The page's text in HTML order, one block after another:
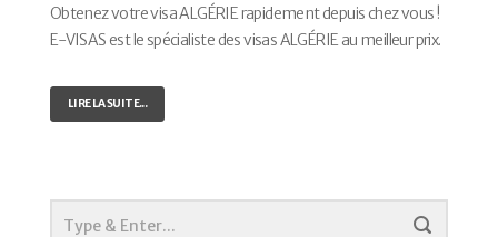
Obtenez votre visa ALGÉRIE rapidement depuis chez vous !
E-VISAS est le spécialiste des visas ALGÉRIE au meilleur prix.
LIRE LA SUITE...